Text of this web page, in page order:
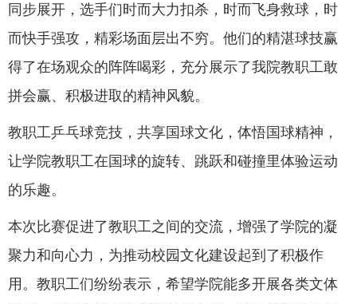
同步展开，选手们时而大力扣杀，时而飞身救球，时
而快手强攻，精彩场面层出不穷。他们的精湛球技赢
得了在场观众的阵阵喝彩，充分展示了我院教职工敢
拼会赢、积极进取的精神风貌。
教职工乒乓球竞技，共享国球文化，体悟国球精神，
让学院教职工在国球的旋转、跳跃和碰撞里体验运动
的乐趣。
本次比赛促进了教职工之间的交流，增强了学院的凝
聚力和向心力，为推动校园文化建设起到了积极作
用。教职工们纷纷表示，希望学院能多开展各类文体